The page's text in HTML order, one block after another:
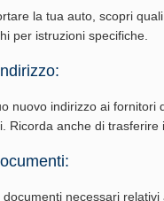
la tua auto, scopri
per istruzioni specifiche.
nuovo indirizzo ai fornitori
Ricorda anche di
documenti necessari